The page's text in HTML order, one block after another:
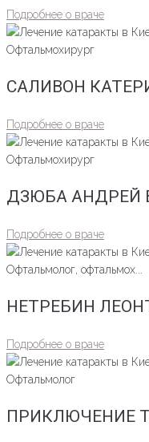
Подробнее о враче
Офтальмохирург
САЛИВОН
Подробнее о враче
Офтальмохирург
ДЗЮБА АНДРЕЙ
Подробнее о враче
Офтальмолог, офтальмох...
НЕТРЕБИН
Подробнее о враче
Офтальмолог
ПРИКЛЮЧЕНИЕ